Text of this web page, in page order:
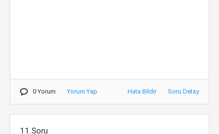
0 Yorum Yorum Yap Hata Bildir Soru Detay
11.Soru